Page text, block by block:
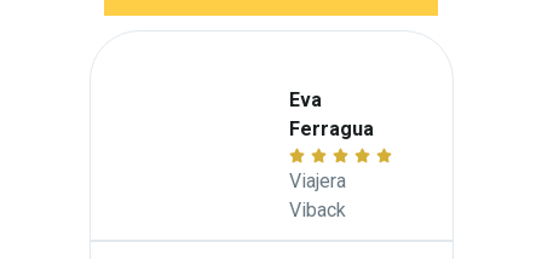
Eva
Ferragua
    
Viajera
Viback